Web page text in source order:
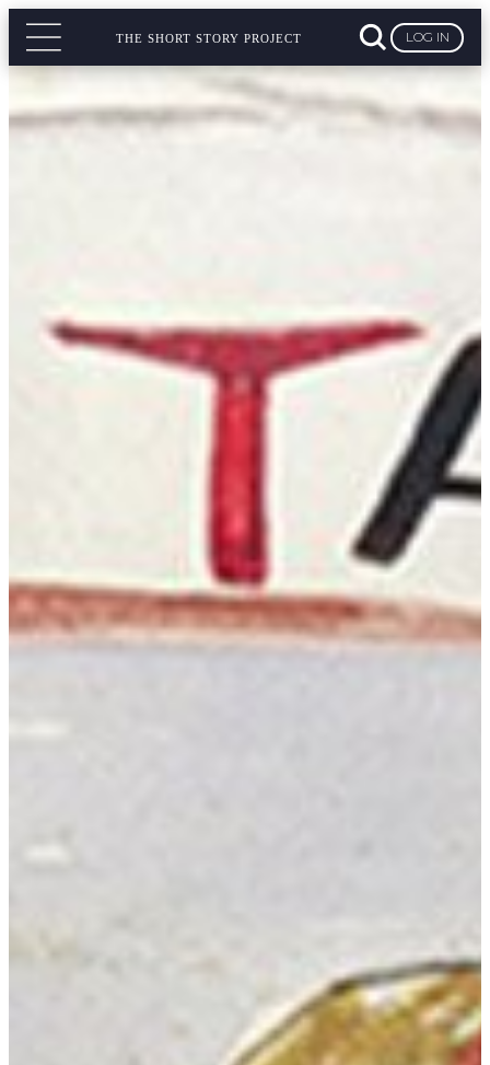
THE SHORT STORY PROJECT LOG IN